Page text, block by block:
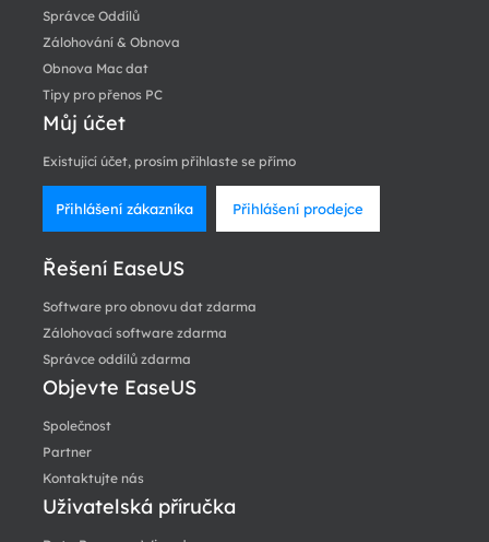
Správce Oddílů
Zálohování & Obnova
Obnova Mac dat
Tipy pro přenos PC
Můj účet
Existující účet, prosím přihlaste se přímo
Přihlášení zákazníka Přihlášení prodejce
Řešení EaseUS
Software pro obnovu dat zdarma
Zálohovací software zdarma
Správce oddílů zdarma
Objevte EaseUS
Společnost
Partner
Kontaktujte nás
Uživatelská příručka